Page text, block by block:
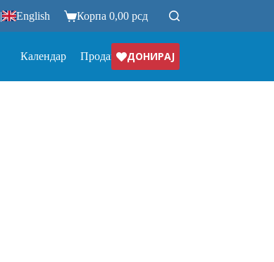
| English Корпа 0,00 рсд
Календар ПродавницаДОНИРАЈ